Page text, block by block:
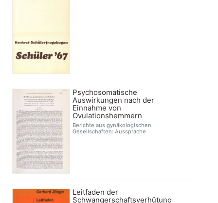
Psychosomatische
Auswirkungen nach der
Einnahme von
Ovulationshemmern
Berichte aus gynäkologischen
Gesellschaften: Aussprache
Leitfaden der
Schwangerschaftsverhütung